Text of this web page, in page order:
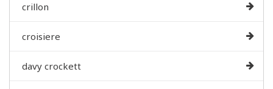
crillon
croisiere
davy crockett